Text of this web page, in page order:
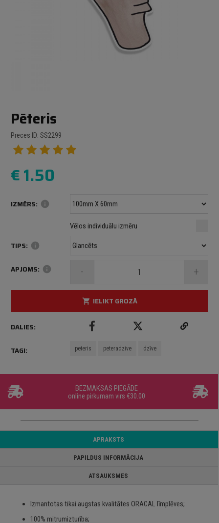
Pēteris
Preces ID: SS2299
€1.50
IZMĒRS: info
mm mm
Maksimālais izmērs: 1000 mm
Vēlos individuālu izmēru
TIPS: info
APJOMS: info - +
shopping_cart IELIKT GROZĀ
DALIES:
TAGI: peteris peteradzive dzīve
BEZMAKSAS PIEGĀDE
online pirkumam virs €30.00
APRAKSTS
PAPILDUS INFORMĀCIJA
ATSAUKSMES
Izmantotas tikai augstas kvalitātes ORACAL līmplēves;
100% mitrumizturība;